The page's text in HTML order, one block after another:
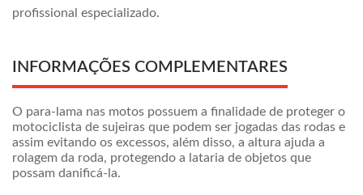
profissional especializado.
INFORMAÇÕES COMPLEMENTARES
O para-lama nas motos possuem a finalidade de proteger o
motociclista de sujeiras que podem ser jogadas das rodas e
assim evitando os excessos, além disso, a altura ajuda a
rolagem da roda, protegendo a lataria de objetos que
possam danificá-la.